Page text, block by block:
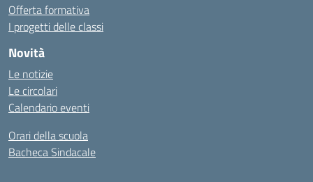
Offerta formativa
I progetti delle classi
Novità
Le notizie
Le circolari
Calendario eventi
Orari della scuola
Bacheca Sindacale